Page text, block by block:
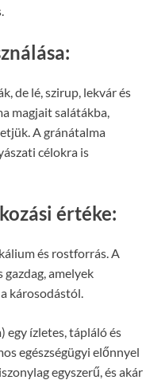
de lé, szirup, lekvár és
magjait salátákba,
A gránátalma
​​célokra is
értéke:
és rostforrás. A
amelyek
károsodástól.
egy ízletes, tápláló és
egészségügyi előnnyel
egyszerű, és akár